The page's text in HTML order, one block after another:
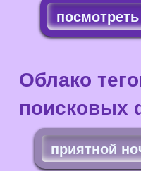
Облако
поисковых
приятной